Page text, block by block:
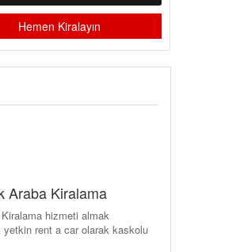
Hemen Kiralayın
Araba Kiralama
hizmeti almak
yetkin rent a car olarak kaskolu